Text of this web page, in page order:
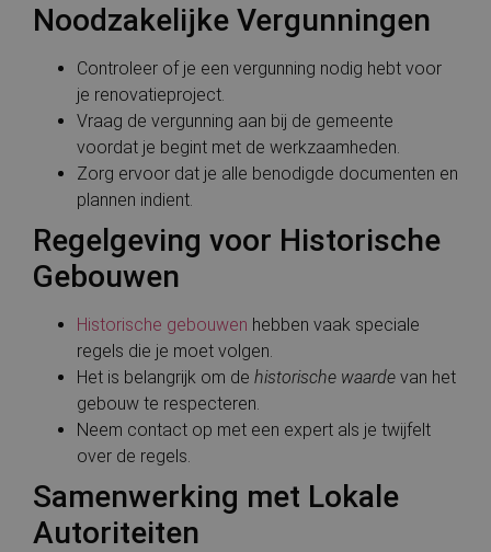
Noodzakelijke Vergunningen
Controleer of je een vergunning nodig hebt voor
je renovatieproject.
Vraag de vergunning aan bij de gemeente
voordat je begint met de werkzaamheden.
Zorg ervoor dat je alle benodigde documenten en
plannen indient.
Regelgeving voor Historische
Gebouwen
Historische gebouwen hebben vaak speciale
regels die je moet volgen.
Het is belangrijk om de historische waarde van het
gebouw te respecteren.
Neem contact op met een expert als je twijfelt
over de regels.
Samenwerking met Lokale
Autoriteiten